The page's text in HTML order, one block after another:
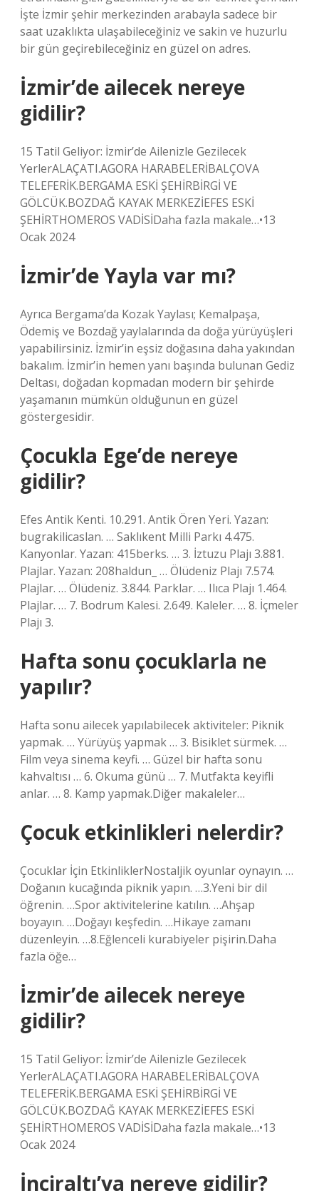
İşte İzmir şehir merkezinden arabayla sadece bir
saat uzaklıkta ulaşabileceğiniz ve sakin ve huzurlu
bir gün geçirebileceğiniz en güzel on adres.
İzmir’de ailecek nereye
gidilir?
15 Tatil Geliyor: İzmir’de Ailenizle Gezilecek
YerlerALAÇATI.AGORA HARABELERİBALÇOVA
TELEFERİK.BERGAMA ESKİ ŞEHİRBİRGİ VE
GÖLCÜK.BOZDAĞ KAYAK MERKEZİEFES ESKİ
ŞEHİRTHOMEROS VADİSİDaha fazla makale…•13
Ocak 2024
İzmir’de Yayla var mı?
Ayrıca Bergama’da Kozak Yaylası; Kemalpaşa,
Ödemiş ve Bozdağ yaylalarında da doğa yürüyüşleri
yapabilirsiniz. İzmir’in eşsiz doğasına daha yakından
bakalım. İzmir’in hemen yanı başında bulunan Gediz
Deltası, doğadan kopmadan modern bir şehirde
yaşamanın mümkün olduğunun en güzel
göstergesidir.
Çocukla Ege’de nereye
gidilir?
Efes Antik Kenti. 10.291. Antik Ören Yeri. Yazan:
bugrakilicaslan. … Saklıkent Milli Parkı 4.475.
Kanyonlar. Yazan: 415berks. … 3. İztuzu Plajı 3.881.
Plajlar. Yazan: 208haldun_ … Ölüdeniz Plajı 7.574.
Plajlar. … Ölüdeniz. 3.844. Parklar. … Ilıca Plajı 1.464.
Plajlar. … 7. Bodrum Kalesi. 2.649. Kaleler. … 8. İçmeler
Plajı 3.
Hafta sonu çocuklarla ne
yapılır?
Hafta sonu ailecek yapılabilecek aktiviteler: Piknik
yapmak. … Yürüyüş yapmak … 3. Bisiklet sürmek. …
Film veya sinema keyfi. … Güzel bir hafta sonu
kahvaltısı … 6. Okuma günü … 7. Mutfakta keyifli
anlar. … 8. Kamp yapmak.Diğer makaleler…
Çocuk etkinlikleri nelerdir?
Çocuklar İçin EtkinliklerNostaljik oyunlar oynayın. …
Doğanın kucağında piknik yapın. …3.Yeni bir dil
öğrenin. …Spor aktivitelerine katılın. …Ahşap
boyayın. …Doğayı keşfedin. …Hikaye zamanı
düzenleyin. …8.Eğlenceli kurabiyeler pişirin.Daha
fazla öğe…
İzmir’de ailecek nereye
gidilir?
15 Tatil Geliyor: İzmir’de Ailenizle Gezilecek
YerlerALAÇATI.AGORA HARABELERİBALÇOVA
TELEFERİK.BERGAMA ESKİ ŞEHİRBİRGİ VE
GÖLCÜK.BOZDAĞ KAYAK MERKEZİEFES ESKİ
ŞEHİRTHOMEROS VADİSİDaha fazla makale…•13
Ocak 2024
İnciraltı’ya nereye gidilir?